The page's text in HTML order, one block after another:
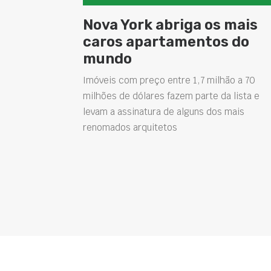
Nova York abriga os mais
caros apartamentos do
mundo
Imóveis com preço entre 1,7 milhão a 70
milhões de dólares fazem parte da lista e
levam a assinatura de alguns dos mais
renomados arquitetos